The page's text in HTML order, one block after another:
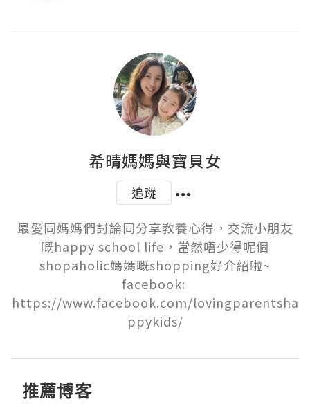
希晴媽媽與寶貝女
追蹤
最愛同媽媽們討論同分享教養心得，交流小朋友
嘅happy school life，當然唔少得呢個
shopaholic媽媽嘅shopping好介紹啦~
facebook:
https://www.facebook.com/lovingparentsha
ppykids/
推薦博客